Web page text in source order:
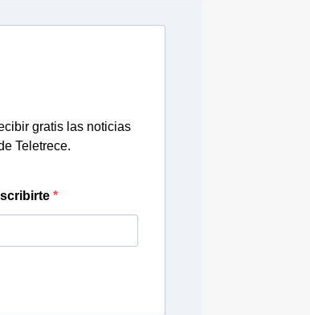
gratis las noticias
Teletrece.